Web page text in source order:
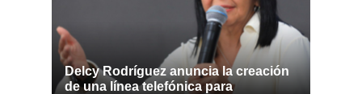
Delcy Rodríguez anuncia la creación
de una línea telefónica para